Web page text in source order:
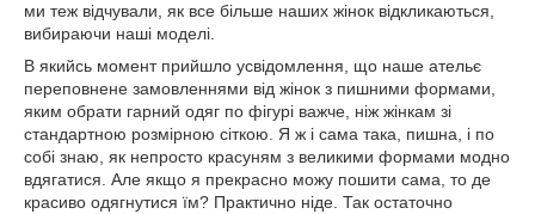
ми теж відчували, як все більше наших жінок відкликаються,
вибираючи наші моделі.
В якийсь момент прийшло усвідомлення, що наше ательє
переповнене замовленнями від жінок з пишними формами,
яким обрати гарний одяг по фігурі важче, ніж жінкам зі
стандартною розмірною сіткою. Я ж і сама така, пишна, і по
собі знаю, як непросто красуням з великими формами модно
вдягатися. Але якщо я прекрасно можу пошити сама, то де
красиво одягнутися їм? Практично ніде. Так остаточно